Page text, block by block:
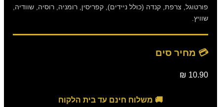
פורטוגל, צרפת, קנדה (כולל ניידים), קפריסין, רומניה, רוסיה, שוודיה,
שוויץ.
💳 מחיר סים
10.90 ₪
🚚 משלוח חינם עד בית הלקוח